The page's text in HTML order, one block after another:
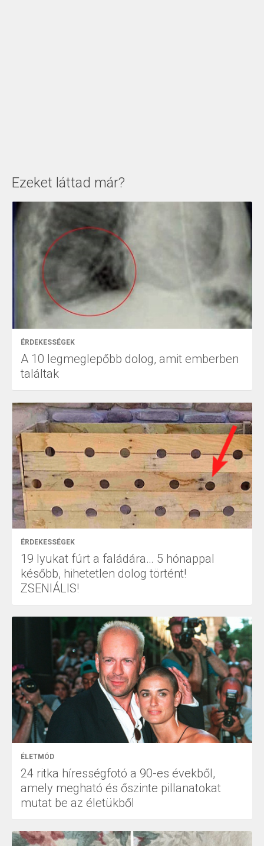
Ezeket láttad már?
ÉRDEKESSÉGEK
A 10 legmeglepőbb dolog, amit emberben
találtak
ÉRDEKESSÉGEK
19 lyukat fúrt a faládára… 5 hónappal
később, hihetetlen dolog történt!
ZSENIÁLIS!
ÉLETMÓD
24 ritka hírességfotó a 90-es évekből,
amely megható és őszinte pillanatokat
mutat be az életükből